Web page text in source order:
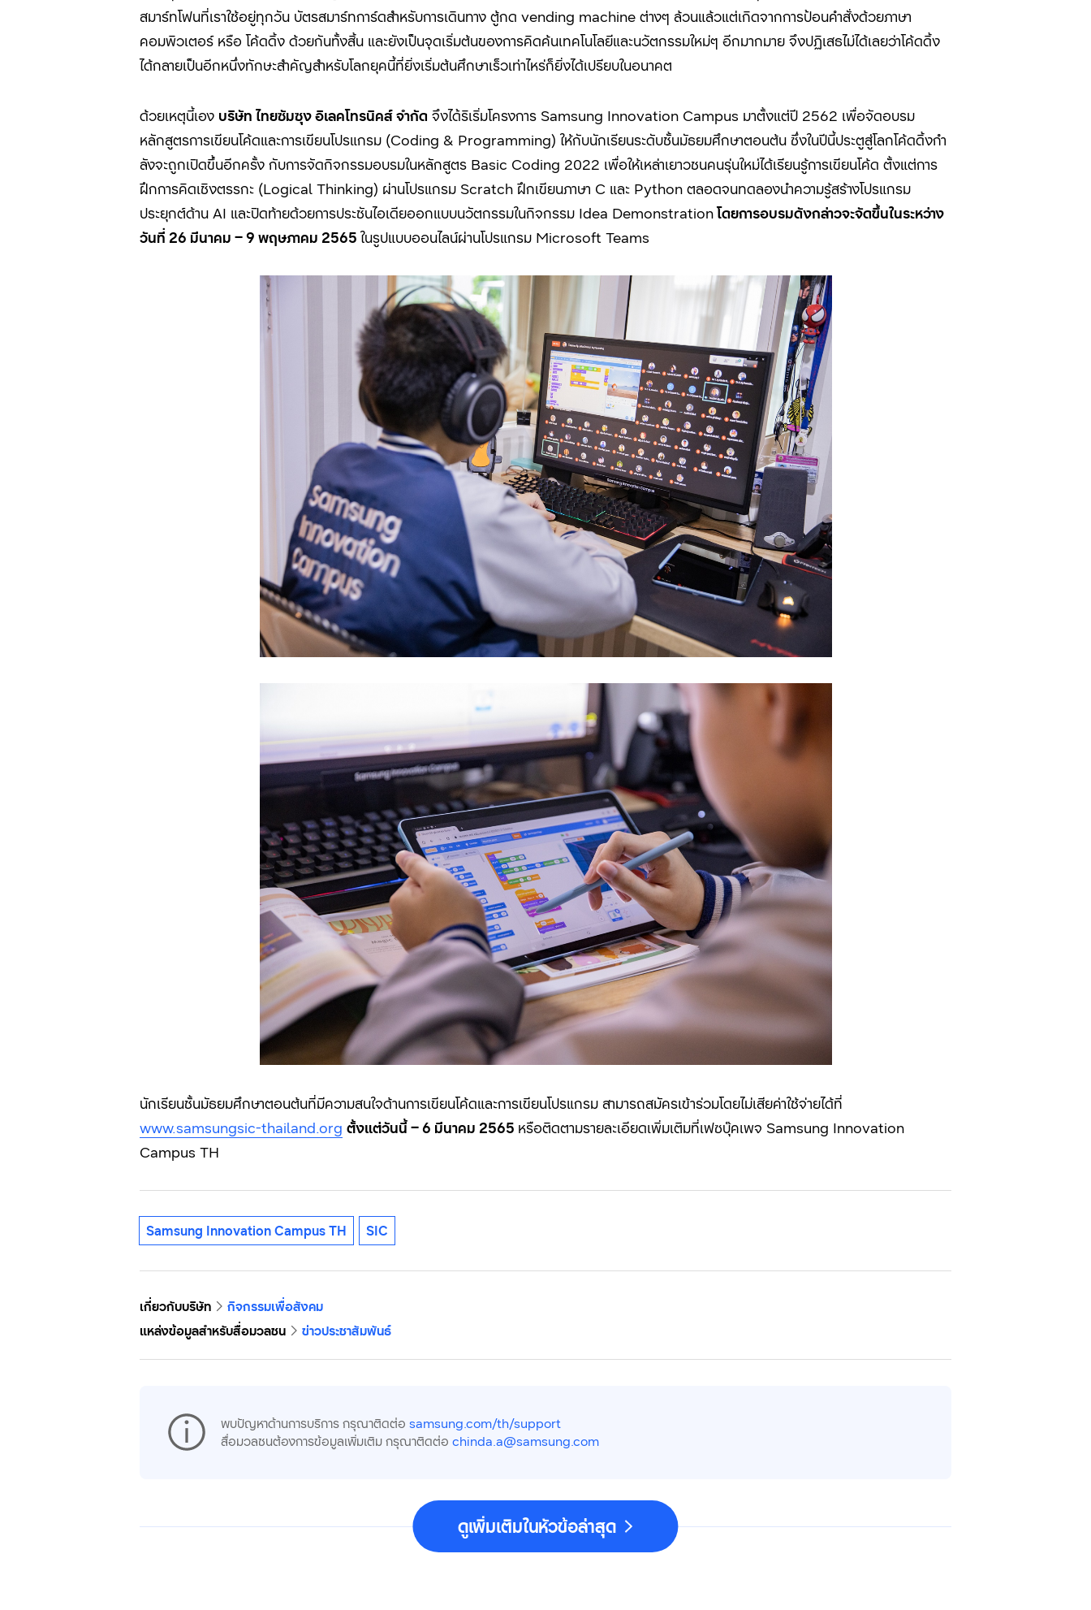
สมาร์ทโฟนที่เราใช้อยู่ทุกวัน บัตรสมาร์ทการ์ดสำหรับการเดินทาง ตู้กด vending machine ต่างๆ ล้วนแล้วแต่เกิดจากการป้อนคำสั่งด้วยภาษา
คอมพิวเตอร์ หรือ โค้ดดิ้ง ด้วยกันทั้งสิ้น และยังเป็นจุดเริ่มต้นของการคิดค้นเทคโนโลยีและนวัตกรรมใหม่ๆ อีกมากมาย จึงปฏิเสธไม่ได้เลยว่าโค้ดดิ้ง
ได้กลายเป็นอีกหนึ่งทักษะสำคัญสำหรับโลกยุคนี้ที่ยิ่งเริ่มต้นศึกษาเร็วเท่าไหร่ก็ยิ่งได้เปรียบในอนาคต
ด้วยเหตุนี้เอง บริษัท ไทยซัมซุง อิเลคโทรนิคส์ จำกัด จึงได้ริเริ่มโครงการ Samsung Innovation Campus มาตั้งแต่ปี 2562 เพื่อจัดอบรม
หลักสูตรการเขียนโค้ดและการเขียนโปรแกรม (Coding & Programming) ให้กับนักเรียนระดับชั้นมัธยมศึกษาตอนต้น ซึ่งในปีนี้ประตูสู่โลกโค้ดดิ้งกำ
ลังจะถูกเปิดขึ้นอีกครั้ง กับการจัดกิจกรรมอบรมในหลักสูตร Basic Coding 2022 เพื่อให้เหล่าเยาวชนคนรุ่นใหม่ได้เรียนรู้การเขียนโค้ด ตั้งแต่การ
ฝึกการคิดเชิงตรรกะ (Logical Thinking) ผ่านโปรแกรม Scratch ฝึกเขียนภาษา C และ Python ตลอดจนทดลองนำความรู้สร้างโปรแกรม
ประยุกต์ด้าน AI และปิดท้ายด้วยการประชันไอเดียออกแบบนวัตกรรมในกิจกรรม Idea Demonstrationโดยการอบรมดังกล่าวจะจัดขึ้นในระหว่าง
วันที่ 26 มีนาคม – 9 พฤษภาคม 2565 ในรูปแบบออนไลน์ผ่านโปรแกรม Microsoft Teams
นักเรียนชั้นมัธยมศึกษาตอนต้นที่มีความสนใจด้านการเขียนโค้ดและการเขียนโปรแกรม สามารถสมัครเข้าร่วมโดยไม่เสียค่าใช้จ่ายได้ที่
www.samsungsic-thailand.org ตั้งแต่วันนี้ –6 มีนาคม 2565 หรือติดตามรายละเอียดเพิ่มเติมที่เฟซบุ๊คเพจ Samsung Innovation
Campus TH
Samsung Innovation Campus TH SIC
เกี่ยวกับบริษัท
กิจกรรมเพื่อสังคม
แหล่งข้อมูลสำหรับสื่อมวลชน
ข่าวประชาสัมพันธ์
พบปัญหาด้านการบริการ กรุณาติดต่อ samsung.com/th/support
สื่อมวลชนต้องการข้อมูลเพิ่มเติม กรุณาติดต่อ chinda.a@samsung.com
ดูเพิ่มเติมในหัวข้อล่าสุด